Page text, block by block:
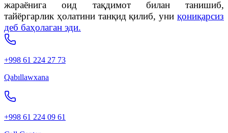
жараёнига оид тақдимот билан танишиб,
тайёргарлик ҳолатини танқид қилиб, уни қониқарсиз
деб баҳолаган эди.
+998 61 224 27 73
Qabıllawxana
+998 61 224 09 61